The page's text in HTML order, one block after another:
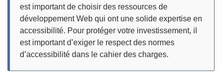
est important de choisir des ressources de
développement Web qui ont une solide expertise en
accessibilité. Pour protéger votre investissement, il
est important d’exiger le respect des normes
d’accessibilité dans le cahier des charges.